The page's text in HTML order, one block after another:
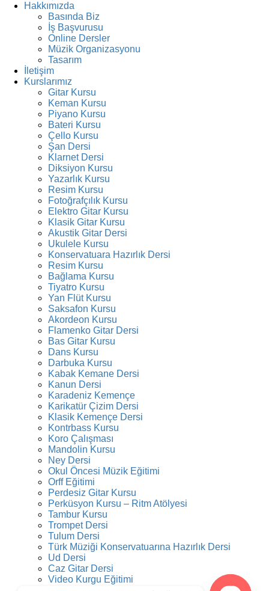
Hakkımızda
Basında Biz
İş Başvurusu
Online Dersler
Müzik Organizasyonu
Tasarım
İletişim
Kurslarımız
Gitar Kursu
Keman Kursu
Piyano Kursu
Bateri Kursu
Çello Kursu
Şan Dersi
Klarnet Dersi
Diksiyon Kursu
Yazarlık Kursu
Resim Kursu
Fotoğrafçılık Kursu
Elektro Gitar Kursu
Klasik Gitar Kursu
Akustik Gitar Dersi
Ukulele Kursu
Konservatuara Hazırlık Dersi
Resim Kursu
Bağlama Kursu
Tiyatro Kursu
Yan Flüt Kursu
Saksafon Kursu
Akordeon Kursu
Flamenko Gitar Dersi
Bas Gitar Kursu
Dans Kursu
Darbuka Kursu
Kabak Kemane Dersi
Kanun Dersi
Karadeniz Kemençe
Karikatür Çizim Dersi
Klasik Kemençe Dersi
Kontrbass Kursu
Koro Çalışması
Mandolin Kursu
Ney Dersi
Okul Öncesi Müzik Eğitimi
Orff Eğitimi
Perdesiz Gitar Kursu
Perküsyon Kursu – Ritm Atölyesi
Tambur Kursu
Trompet Dersi
Tulum Dersi
Türk Müziği Konservatuarına Hazırlık Dersi
Ud Dersi
Caz Gitar Dersi
Video Kurgu Eğitimi